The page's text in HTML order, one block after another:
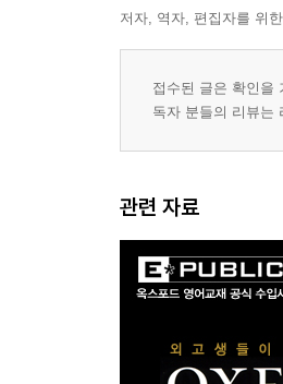
저자, 역자, 편집자를 위
접수된 글은 확인을
독자 분들의 리뷰는
관련 자료